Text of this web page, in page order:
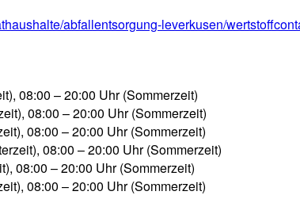
abfallentsorgung-leverkusen/
08:00 – 20:00 Uhr (Sommerzeit)
08:00 – 20:00 Uhr (Sommerzeit)
08:00 – 20:00 Uhr (Sommerzeit)
08:00 – 20:00 Uhr (Sommerzeit)
08:00 – 20:00 Uhr (Sommerzeit)
08:00 – 20:00 Uhr (Sommerzeit)